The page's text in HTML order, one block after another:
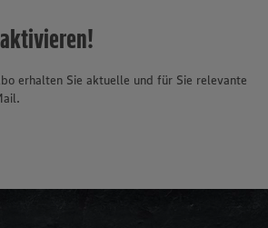
erhalten Sie aktuelle und für Sie relevante